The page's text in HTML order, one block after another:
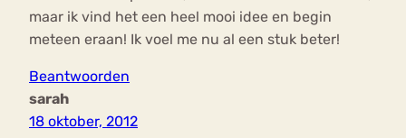
maar ik vind het een heel mooi idee en begin
meteen eraan! Ik voel me nu al een stuk beter!
Beantwoorden
sarah
18 oktober, 2012